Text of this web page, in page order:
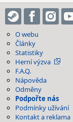
O webu
Články
Statistiky
Herní výzva
F.A.Q.
Nápověda
Odměny
Podpořte nás
Podmínky užívání
Kontakt a reklama